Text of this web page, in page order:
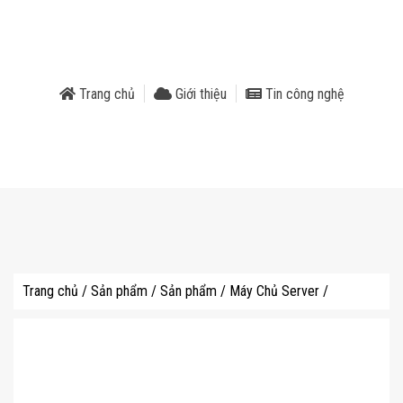
Trang chủ Giới thiệu Tin công nghệ
Trang chủ / Sản phẩm / Sản phẩm / Máy Chủ Server /